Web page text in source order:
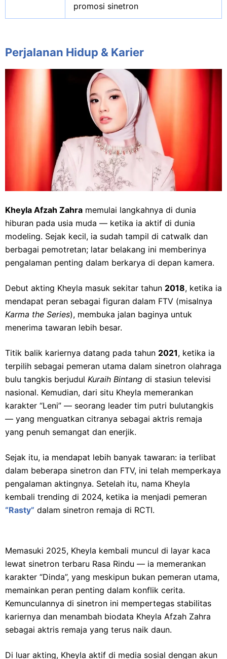
promosi sinetron
Perjalanan Hidup & Karier
Kheyla Afzah Zahra memulai langkahnya di dunia
hiburan pada usia muda — ketika ia aktif di dunia
modeling. Sejak kecil, ia sudah tampil di catwalk dan
berbagai pemotretan; latar belakang ini memberinya
pengalaman penting dalam berkarya di depan kamera.
Debut akting Kheyla masuk sekitar tahun 2018, ketika ia
mendapat peran sebagai figuran dalam FTV (misalnya
Karma the Series), membuka jalan baginya untuk
menerima tawaran lebih besar.
Titik balik kariernya datang pada tahun 2021, ketika ia
terpilih sebagai pemeran utama dalam sinetron olahraga
bulu tangkis berjudul Kuraih Bintang di stasiun televisi
nasional. Kemudian, dari situ Kheyla memerankan
karakter “Leni” — seorang leader tim putri bulutangkis
— yang menguatkan citranya sebagai aktris remaja
yang penuh semangat dan enerjik.
Sejak itu, ia mendapat lebih banyak tawaran: ia terlibat
dalam beberapa sinetron dan FTV, ini telah memperkaya
pengalaman aktingnya. Setelah itu, nama Kheyla
kembali trending di 2024, ketika ia menjadi pemeran
“Rasty” dalam sinetron remaja di RCTI.
Memasuki 2025, Kheyla kembali muncul di layar kaca
lewat sinetron terbaru Rasa Rindu — ia memerankan
karakter “Dinda”, yang meskipun bukan pemeran utama,
memainkan peran penting dalam konflik cerita.
Kemunculannya di sinetron ini mempertegas stabilitas
kariernya dan menambah biodata Kheyla Afzah Zahra
sebagai aktris remaja yang terus naik daun.
Di luar akting, Kheyla aktif di media sosial dengan akun